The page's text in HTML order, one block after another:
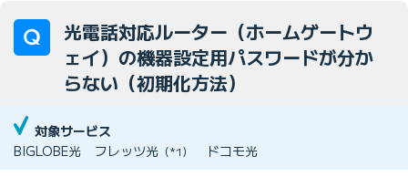
光電話対応ルーター（ホームゲートウ
ェイ）の機器設定用パスワードが分か
らない（初期化方法）
対象サービス
BIGLOBE光
フレッツ光 （*1） ドコモ光